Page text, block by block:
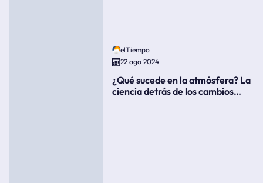
elTiempo
22 ago 2024
¿Qué sucede en la atmósfera? La
ciencia detrás de los cambios